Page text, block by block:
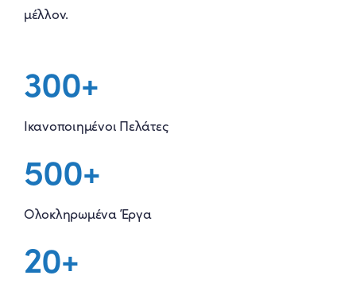
μέλλον.
300+
Ικανοποιημένοι Πελάτες
500+
Ολοκληρωμένα Έργα
20+